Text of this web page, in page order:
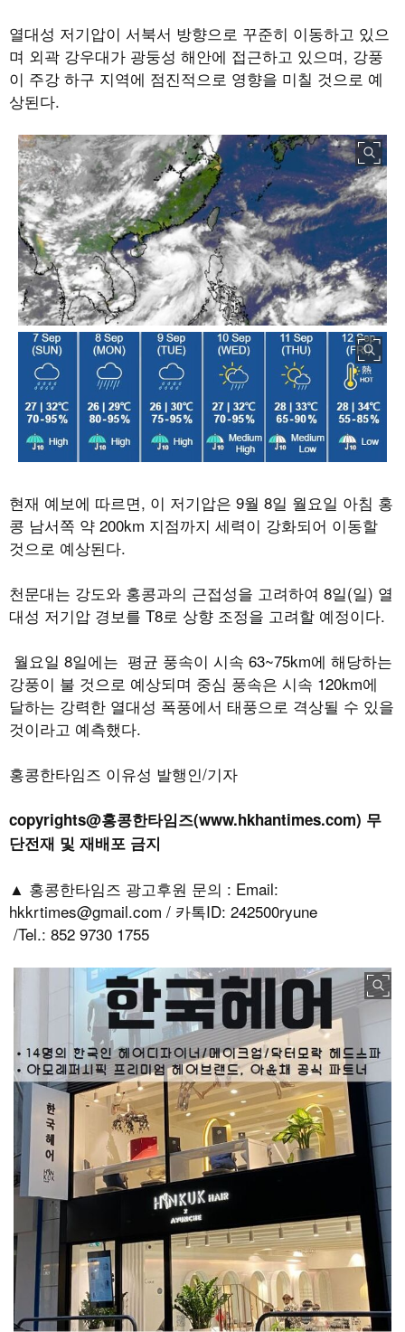
열대성 저기압이 서북서 방향으로 꾸준히 이동하고 있으
며 외곽 강우대가 광둥성 해안에 접근하고 있으며, 강풍
이 주강 하구 지역에 점진적으로 영향을 미칠 것으로 예
상된다.
현재 예보에 따르면, 이 저기압은 9월 8일 월요일 아침 홍
콩 남서쪽 약 200km 지점까지 세력이 강화되어 이동할
것으로 예상된다.
천문대는 강도와 홍콩과의 근접성을 고려하여 8일(일) 열
대성 저기압 경보를 T8로 상향 조정을 고려할 예정이다.
월요일 8일에는 평균 풍속이 시속 63~75km에 해당하는
강풍이 불 것으로 예상되며 중심 풍속은 시속 120km에
달하는 강력한 열대성 폭풍에서 태풍으로 격상될 수 있을
것이라고 예측했다.
홍콩한타임즈 이유성 발행인/기자
copyrights@홍콩한타임즈(www.hkhantimes.com) 무
단전재 및 재배포 금지
▲ 홍콩한타임즈 광고후원 문의 : Email:
hkkrtimes@gmail.com / 카톡ID: 242500ryune
/Tel.: 852 9730 1755